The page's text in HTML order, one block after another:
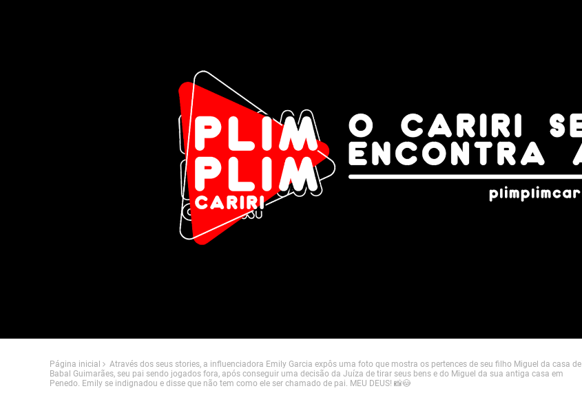
Página inicial
Através dos seus stories, a influenciadora Emily Garcia expôs uma foto que mostra os pertences de seu filho Miguel da casa de
Babal Guimarães, seu pai sendo jogados fora, após conseguir uma decisão da Juíza de tirar seus bens e do Miguel da sua antiga casa em
Penedo. Emily se indignadou e disse que não tem como ele ser chamado de pai. MEU DEUS! 📸😳